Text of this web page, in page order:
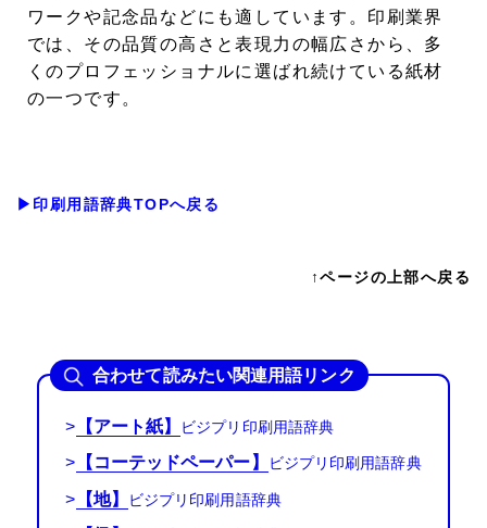
ワークや記念品などにも適しています。印刷業界
では、その品質の高さと表現力の幅広さから、多
くのプロフェッショナルに選ばれ続けている紙材
の一つです。
▶印刷用語辞典TOPへ戻る
↑ページの上部へ戻る
合わせて読みたい関連用語リンク
> 【アート紙】
> 【コーテッドペーパー】
> 【地】